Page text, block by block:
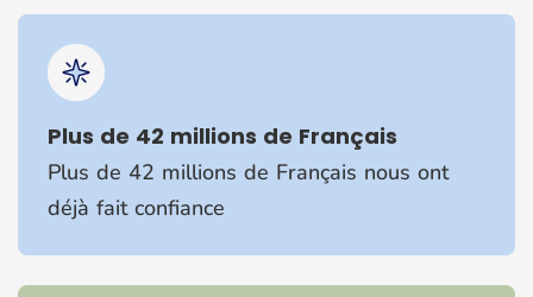
Plus de 42 millions de Français
Plus de 42 millions de Français nous ont
déjà fait confiance